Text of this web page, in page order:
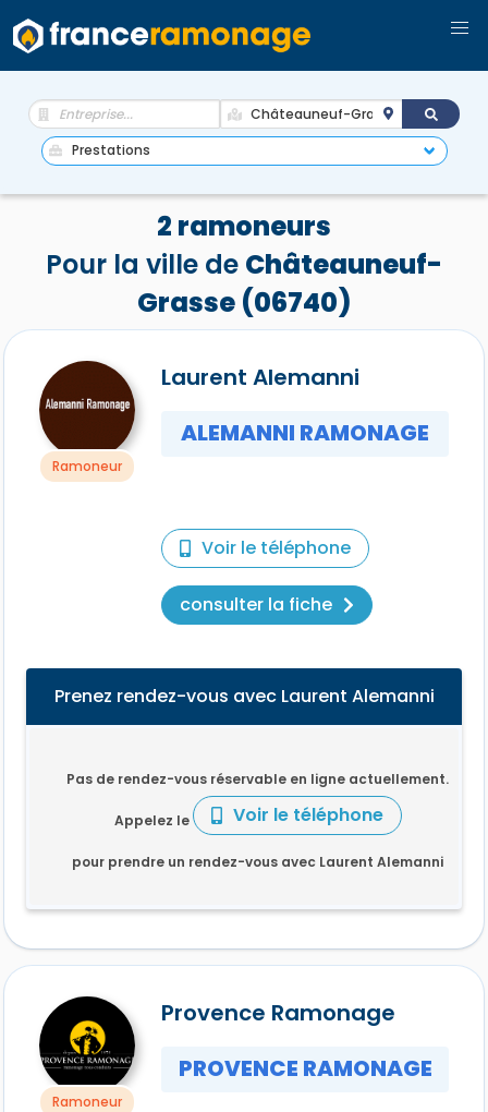
2 ramoneurs
Pour la ville de Châteauneuf-
Grasse (06740)
Ramoneur
Laurent Alemanni
ALEMANNI RAMONAGE
Voir le téléphone
consulter la fiche
Prenez rendez-vous avec Laurent Alemanni
Pas de rendez-vous réservable en ligne actuellement.
Appelez le Voir le téléphone
pour prendre un rendez-vous avec Laurent Alemanni
Ramoneur
Provence Ramonage
PROVENCE RAMONAGE